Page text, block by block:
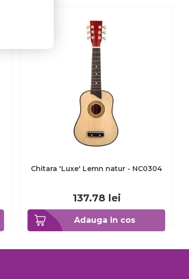
Adauga in cos
Chitara 'Luxe' Lemn natur - NC0304
137.78 lei